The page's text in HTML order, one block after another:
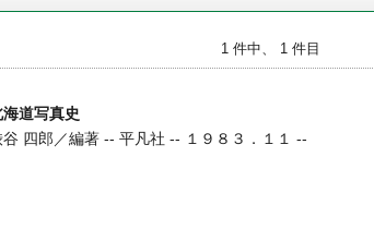
1 件中、 1 件目
海道写真史
谷 四郎／編著 -- 平凡社 -- １９８３．１１ --